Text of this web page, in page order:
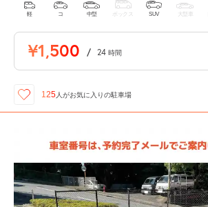
軽 コ 中型 ボックス SUV 大型車
¥1,500 / 24 時間
125 人がお気に入りの駐車場